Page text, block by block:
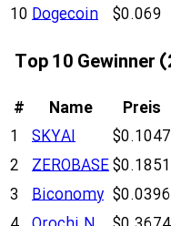
10Dogecoin $0.069
Top 10 Gewinner
# Name Preis
1
SKYAI $0.1047
2 ZEROBASE$0.1851
3 Biconomy $0.0396